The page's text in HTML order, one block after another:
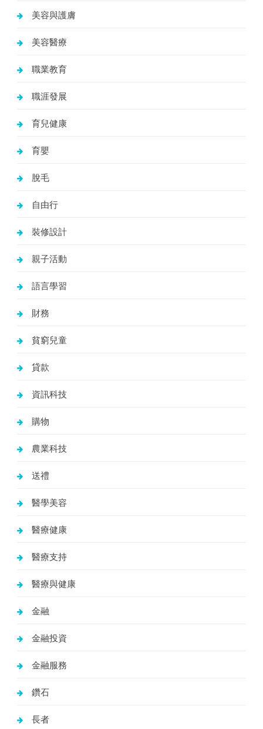
美容與護膚
美容醫療
職業教育
職涯發展
育兒健康
育嬰
脫毛
自由行
裝修設計
親子活動
語言學習
財務
貧窮兒童
貸款
資訊科技
購物
農業科技
送禮
醫學美容
醫療健康
醫療支持
醫療與健康
金融
金融投資
金融服務
鑽石
長者